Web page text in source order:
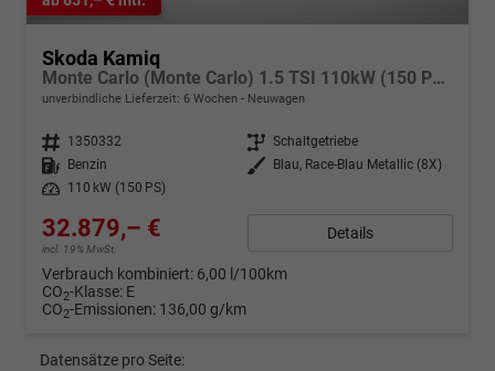
Skoda Kamiq
Monte Carlo (Monte Carlo) 1.5 TSI 110kW (150 PS) 6-Gang Schaltgetriebe
unverbindliche Lieferzeit: 6 Wochen Neuwagen
Fahrzeugnr. 1350332 Getriebe Schaltgetriebe
Kraftstoff
Benzin Außenfarbe
Blau, Race-Blau Metallic (8X)
Leistung
110 kW (150 PS)
32.879,– €
incl. 19% MwSt.
Details
Verbrauch kombiniert: 6,00 l/100km
CO2-Klasse: E
CO2-Emissionen: 136,00 g/km
Datensätze pro Seite: